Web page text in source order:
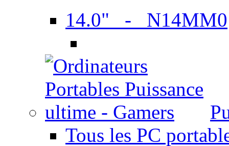
14.0" - N14MM0
Tous les PC